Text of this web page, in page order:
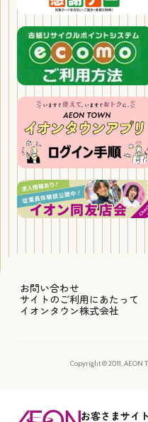
お問い合わせ
サイトのご利用にあたって
イオンタウン株式会社
Copyright © 2011, AEON
お客さまサイ